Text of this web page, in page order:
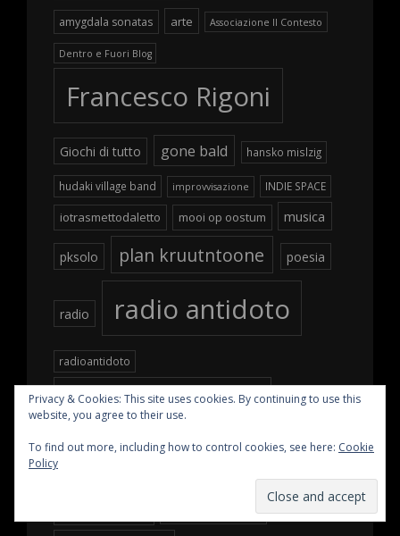
amygdala sonatas arte Associazione Il Contesto
Dentro e Fuori Blog
Francesco Rigoni
Giochi di tutto gone bald hansko mislzig
hudaki village band improvvisazione INDIE SPACE
iotrasmettodaletto mooi op oostum musica
pksolo plan kruutntoone poesia
radio radio antidoto
radioantidoto
radio svasso minore
Rigonia
Stefano Giacchè
Privacy & Cookies: This site uses cookies. By continuing to use this
website, you agree to their use.
To find out more, including how to control cookies, see here: Cookie
Policy